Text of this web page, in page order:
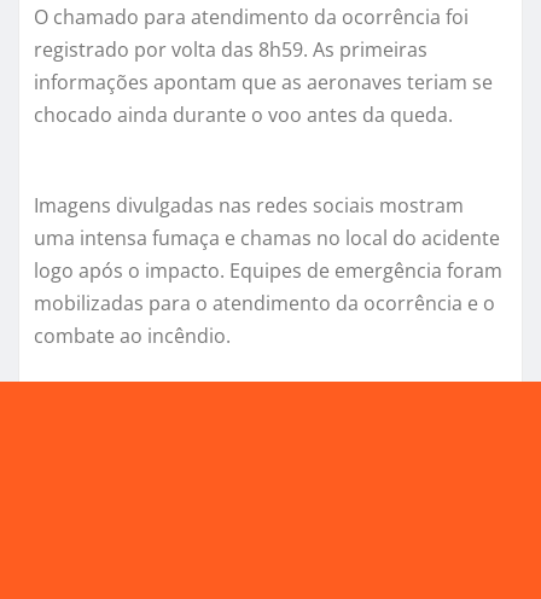
O chamado para atendimento da ocorrência foi
registrado por volta das 8h59. As primeiras
informações apontam que as aeronaves teriam se
chocado ainda durante o voo antes da queda.
Imagens divulgadas nas redes sociais mostram
uma intensa fumaça e chamas no local do acidente
logo após o impacto. Equipes de emergência foram
mobilizadas para o atendimento da ocorrência e o
combate ao incêndio.